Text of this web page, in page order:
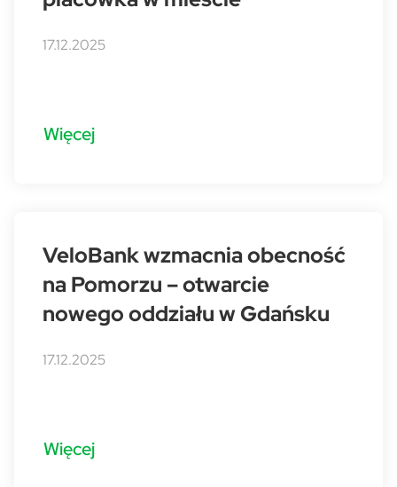
17.12.2025
Więcej
VeloBank wzmacnia obecność
na Pomorzu – otwarcie
nowego oddziału w Gdańsku
17.12.2025
Więcej